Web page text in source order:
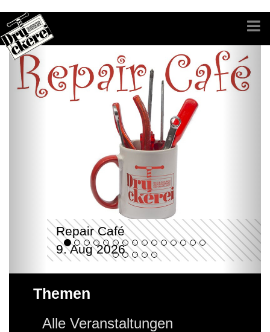
Repair Café
9. Aug 2026
Themen
Alle Veranstaltungen